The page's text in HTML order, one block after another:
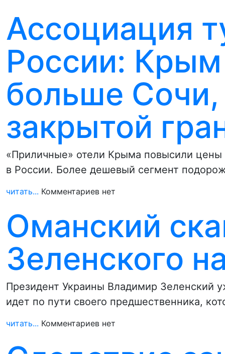
Ассоциация
России:
больше Сочи,
закрытой
«Приличные» отели Крыма повысили цены
в России. Более дешевый сегмент
читать... Комментариев нет
Оманский
Зеленского
Президент Украины Владимир Зеленский
идет по пути своего предшественника,
читать... Комментариев нет